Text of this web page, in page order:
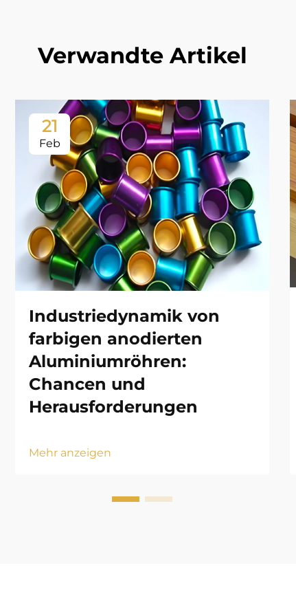
Verwandte Artikel
21
Feb
Industriedynamik von
farbigen anodierten
Aluminiumröhren:
Chancen und
Herausforderungen
Mehr anzeigen